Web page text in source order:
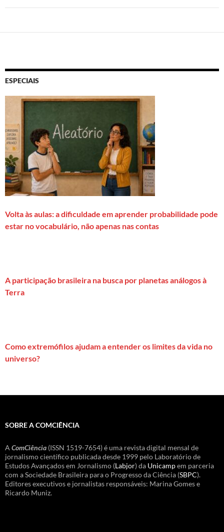
ESPECIAIS
Volta às aulas: a dificuldade em aprender probabilidade pode
estar no vocabulário, não apenas nas contas
A participação brasileira na busca por planetas análogos à
Terra
Como extremófilos ajudam a entender os limites da vida no
universo?
SOBRE A COMCIÊNCIA
A ComCiência (ISSN 1519-7654) é uma revista digital mensal de
jornalismo científico publicada desde 1999 pelo Laboratório de
Estudos Avançados em Jornalismo (Labjor) da Unicampem parceria
com a Sociedade Brasileira para o Progresso da Ciência (SBPC).
Editores executivos e jornalistas responsáveis: Marina Gomes e
Ricardo Muniz.